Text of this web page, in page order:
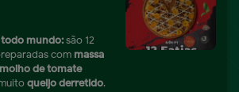
mundo:são 12
com massa
molho de tomate
queijo derretido.